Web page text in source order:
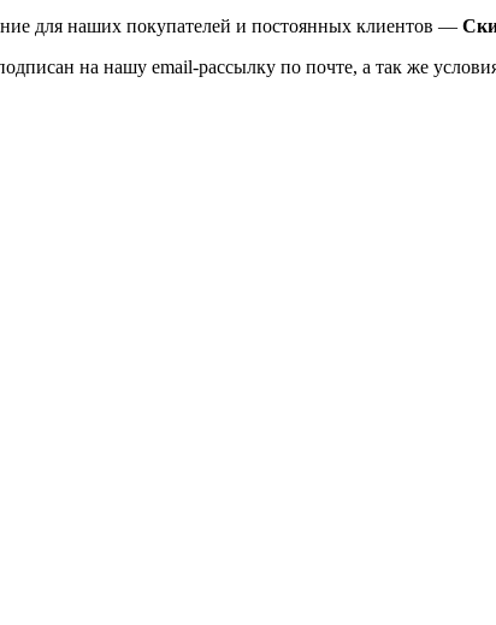
для наших покупателей и постоянных клиентов —
на нашу email-рассылку по почте, а так же